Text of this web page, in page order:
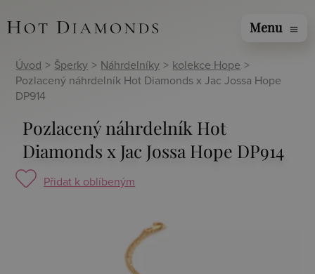
Menu menu
Úvod > Šperky > Náhrdelníky > kolekce Hope >
Pozlacený náhrdelník Hot Diamonds x Jac Jossa Hope
DP914
Pozlacený náhrdelník Hot
Diamonds x Jac Jossa Hope DP914
Přidat k oblíbeným